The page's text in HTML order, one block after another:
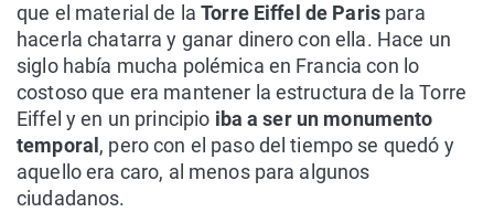
que el material de laTorre Eiffel de Paris para
hacerla chatarra y ganar dinero con ella. Hace un
siglo había mucha polémica en Francia con lo
costoso que era mantener la estructura de la Torre
Eiffel y en un principio iba a ser un monumento
temporal , pero con el paso del tiempo se quedó y
aquello era caro, al menos para algunos
ciudadanos.